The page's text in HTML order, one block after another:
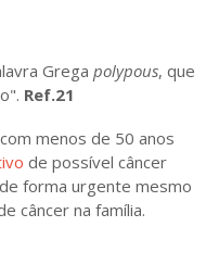
Grega polypous, que
Ref.21
menos de 50 anos
de possível câncer
forma urgente mesmo
câncer na família.